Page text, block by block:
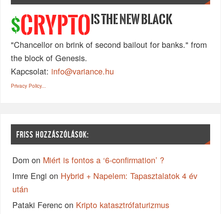
$CRYPTO IS THE NEW BLACK
"Chancellor on brink of second bailout for banks." from
the block of Genesis.
Kapcsolat: info@variance.hu
Privacy Policy...
FRISS HOZZÁSZÓLÁSOK:
Dom on Miért is fontos a ‘6-confirmation’ ?
Imre Engi on Hybrid + Napelem: Tapasztalatok 4 év
után
Pataki Ferenc on Kripto katasztrófaturizmus